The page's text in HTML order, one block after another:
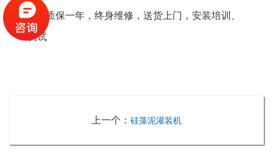
质保一年，终身维修，送货上门，安装培训、
调试
上一个： 硅藻泥灌装机